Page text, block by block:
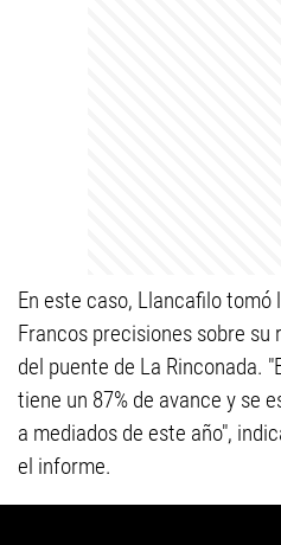
En este caso, Llancafilo
Francos precisiones sobre
del puente de La Rinconada.
tiene un 87% de avance y se
a mediados de este año",
el informe.